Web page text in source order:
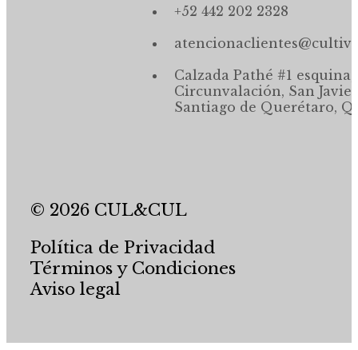
+52 442 202 2328
Calzada Pathé #1 esquina,
Circunvalación, San
Santiago de Querétaro,
© 2026 CUL&CUL
Política de Privacidad
Términos y Condiciones
Aviso legal